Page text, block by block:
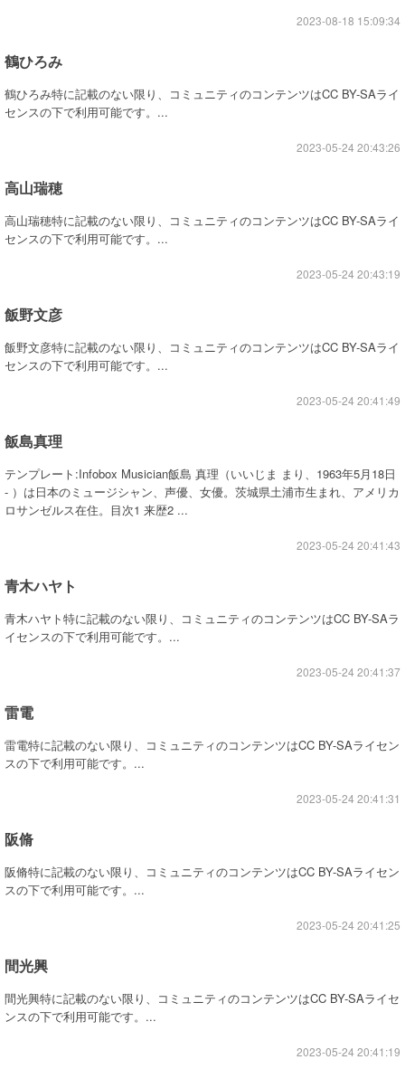
2023-08-18 15:09:34
鶴ひろみ
鶴ひろみ特に記載のない限り、コミュニティのコンテンツはCC BY-SAライ
センスの下で利用可能です。...
2023-05-24 20:43:26
高山瑞穂
高山瑞穂特に記載のない限り、コミュニティのコンテンツはCC BY-SAライ
センスの下で利用可能です。...
2023-05-24 20:43:19
飯野文彦
飯野文彦特に記載のない限り、コミュニティのコンテンツはCC BY-SAライ
センスの下で利用可能です。...
2023-05-24 20:41:49
飯島真理
テンプレート:Infobox Musician飯島 真理（いいじま まり、1963年5月18日
- ）は日本のミュージシャン、声優、女優。茨城県土浦市生まれ、アメリカ
ロサンゼルス在住。目次1 来歴2 ...
2023-05-24 20:41:43
青木ハヤト
青木ハヤト特に記載のない限り、コミュニティのコンテンツはCC BY-SAラ
イセンスの下で利用可能です。...
2023-05-24 20:41:37
雷電
雷電特に記載のない限り、コミュニティのコンテンツはCC BY-SAライセン
スの下で利用可能です。...
2023-05-24 20:41:31
阪脩
阪脩特に記載のない限り、コミュニティのコンテンツはCC BY-SAライセン
スの下で利用可能です。...
2023-05-24 20:41:25
間光興
間光興特に記載のない限り、コミュニティのコンテンツはCC BY-SAライセ
ンスの下で利用可能です。...
2023-05-24 20:41:19